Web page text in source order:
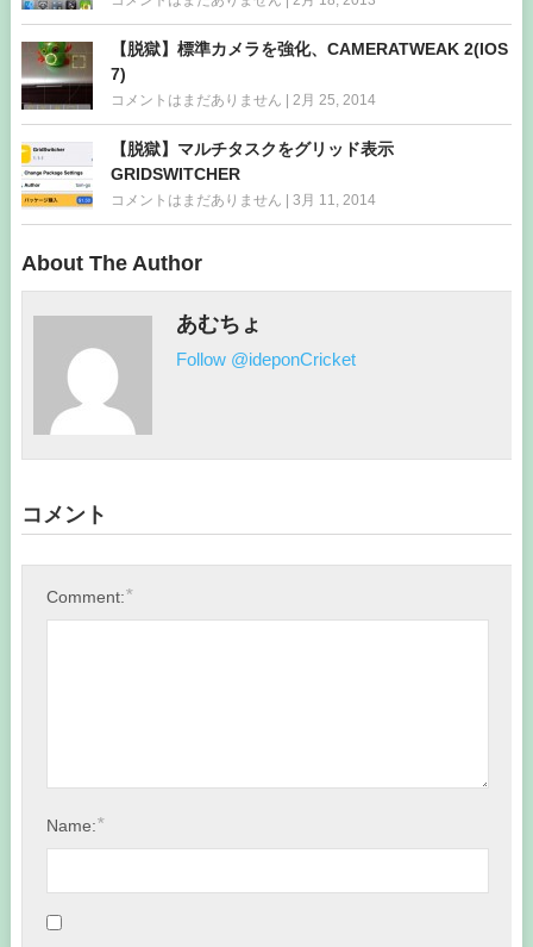
【脱獄】標準カメラを強化、CAMERATWEAK 2(IOS
7)
コメントはまだありません 2月 25, 2014
【脱獄】マルチタスクをグリッド表示
GRIDSWITCHER
コメントはまだありません 3月 11, 2014
About The Author
あむちょ
Follow @ideponCricket
コメント
Comment:*
Name:*